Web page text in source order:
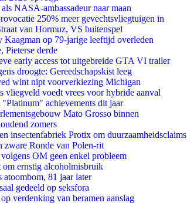
NASA-ambassadeur naar maan
250% meer gevechtsvliegtuigen in
van Hormuz, VS buitenspel
Kaagman op 79-jarige leeftijd overleden
Pieterse derde
early access tot uitgebreide GTA VI trailer
droogte: Gereedschapskist leeg
wint nipt voorverkiezing Michigan
vliegveld voedt vrees voor hybride aanval
achievements dit jaar
Mato Grosso binnen
zomers
insectenfabriek Protix om duurzaamheidsclaims
zware Ronde van Polen-rit
OM geen enkel probleem
ernstig alcoholmisbruik
81 jaar later
gedeeld op seksfora
verdenking van beramen aanslag